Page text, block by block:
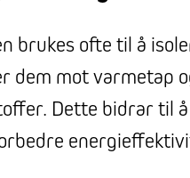
brukes ofte til å
dem mot varmetap
Dette bidrar til